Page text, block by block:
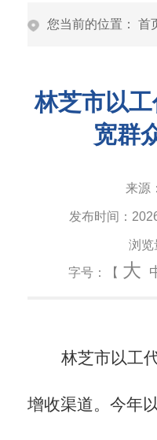
您当前的位置： 首
林芝市以
宽群
来源：
发布时间：
浏览
字号：【 大
林芝市以工
增收渠道。今年